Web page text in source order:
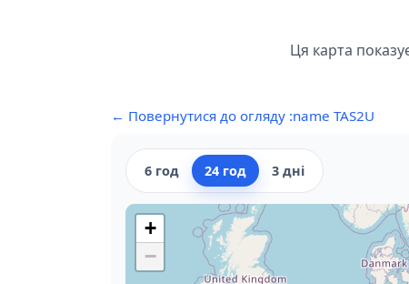
Ця карта
← Повернутися до огляду :name TAS2U
6 год 24 год 3 дні
+
−